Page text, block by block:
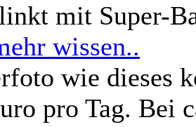
mit Super-
wissen..
wie dieses
pro Tag. Bei